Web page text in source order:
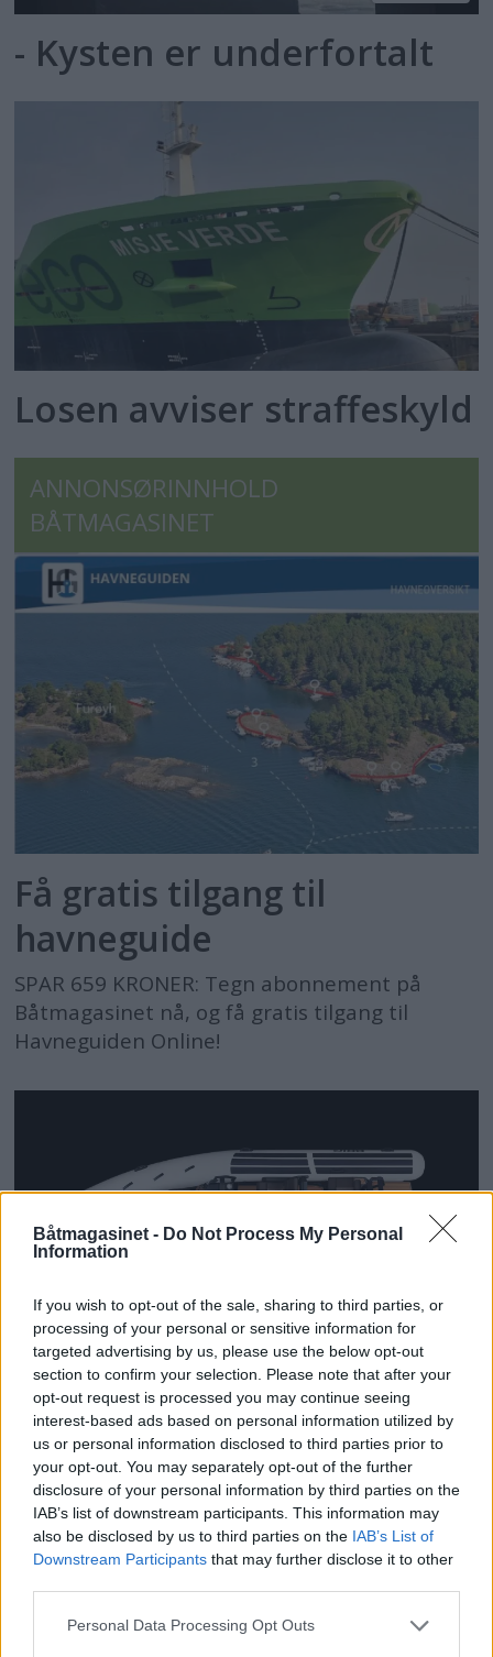
Båtmagasinet - Do Not Process My Personal
Information
If you wish to opt-out of the sale, sharing to third parties, or
processing of your personal or sensitive information for
targeted advertising by us, please use the below opt-out
section to confirm your selection. Please note that after your
opt-out request is processed you may continue seeing
interest-based ads based on personal information utilized by
us or personal information disclosed to third parties prior to
your opt-out. You may separately opt-out of the further
disclosure of your personal information by third parties on the
IAB’s list of downstream participants. This information may
also be disclosed by us to third parties on the IAB’s List of
Downstream Participants that may further disclose it to other
Personal Data Processing Opt Outs
- Kysten er underfortalt
Losen avviser straffeskyld
ANNONSØRINNHOLD
BÅTMAGASINET
Få gratis tilgang til
havneguide
SPAR 659 KRONER: Tegn abonnement på
Båtmagasinet nå, og få gratis tilgang til
Havneguiden Online!
PLUS
Ny tøffing fra Brig til
Båter i sjøen